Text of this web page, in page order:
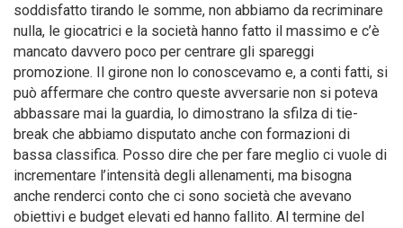
soddisfatto tirando le somme, non abbiamo da recriminare
nulla, le giocatrici e la società hanno fatto il massimo e c’è
mancato davvero poco per centrare gli spareggi
promozione. Il girone non lo conoscevamo e, a conti fatti, si
può affermare che contro queste avversarie non si poteva
abbassare mai la guardia, lo dimostrano la sfilza di tie-
break che abbiamo disputato anche con formazioni di
bassa classifica. Posso dire che per fare meglio ci vuole di
incrementare l’intensità degli allenamenti, ma bisogna
anche renderci conto che ci sono società che avevano
obiettivi e budget elevati ed hanno fallito. Al termine del